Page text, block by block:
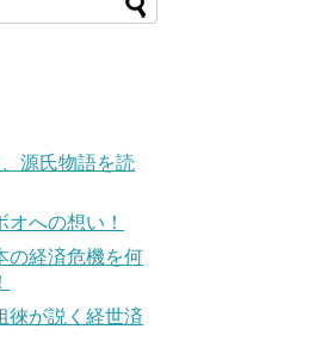
源氏物語を読
への想い！
の経済危機を何
徠が説く経世済